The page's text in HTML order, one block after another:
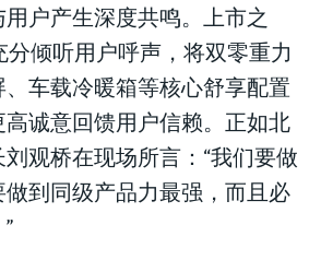
户产生深度共鸣。上市之
分倾听用户呼声，将双零重力
车载冷暖箱等核心舒享配置
诚意回馈用户信赖。正如北
观桥在现场所言：“我们要做
做到同级产品力最强，而且必